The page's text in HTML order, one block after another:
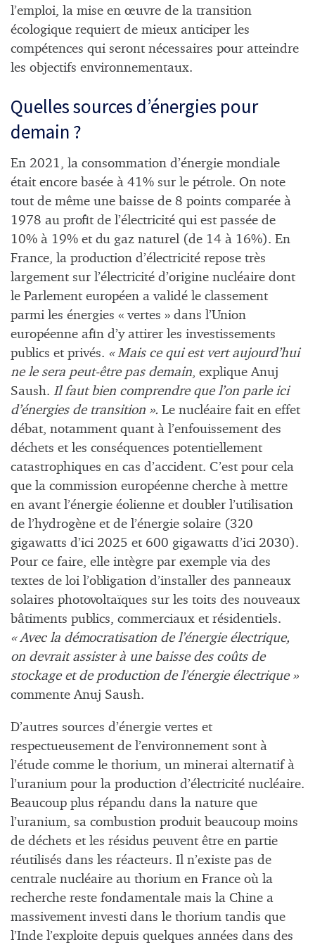
l’emploi, la mise en œuvre de la transition
écologique requiert de mieux anticiper les
compétences qui seront nécessaires pour atteindre
les objectifs environnementaux.
Quelles sources d’énergies pour
demain ?
En 2021, la consommation d’énergie mondiale
était encore basée à 41% sur le pétrole. On note
tout de même une baisse de 8 points comparée à
1978 au profit de l’électricité qui est passée de
10% à 19% et du gaz naturel (de 14 à 16%). En
France, la production d’électricité repose très
largement sur l’électricité d’origine nucléaire dont
le Parlement européen a validé le classement
parmi les énergies « vertes » dans l’Union
européenne afin d’y attirer les investissements
publics et privés. « Mais ce qui est vert aujourd’hui
ne le sera peut-être pas demain , explique Anuj
Saush. Il faut bien comprendre que l’on parle ici
d’énergies de transition ». Le nucléaire fait en effet
débat, notamment quant à l’enfouissement des
déchets et les conséquences potentiellement
catastrophiques en cas d’accident. C’est pour cela
que la commission européenne cherche à mettre
en avant l’énergie éolienne et doubler l’utilisation
de l’hydrogène et de l’énergie solaire (320
gigawatts d’ici 2025 et 600 gigawatts d’ici 2030).
Pour ce faire, elle intègre par exemple via des
textes de loi l’obligation d’installer des panneaux
solaires photovoltaïques sur les toits des nouveaux
bâtiments publics, commerciaux et résidentiels.
« Avec la démocratisation de l’énergie électrique,
on devrait assister à une baisse des coûts de
stockage et de production de l’énergie électrique »
commente Anuj Saush.
D’autres sources d’énergie vertes et
respectueusement de l’environnement sont à
l’étude comme le thorium, un minerai alternatif à
l’uranium pour la production d’électricité nucléaire.
Beaucoup plus répandu dans la nature que
l’uranium, sa combustion produit beaucoup moins
de déchets et les résidus peuvent être en partie
réutilisés dans les réacteurs. Il n’existe pas de
centrale nucléaire au thorium en France où la
recherche reste fondamentale mais la Chine a
massivement investi dans le thorium tandis que
l’Inde l’exploite depuis quelques années dans des